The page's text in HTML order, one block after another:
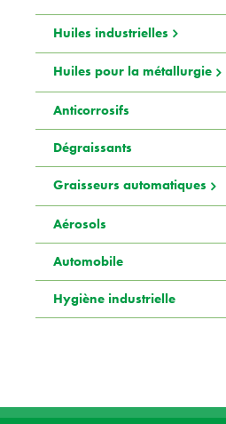
Huiles industrielles
Huiles pour la métallurgie
Anticorrosifs
Dégraissants
Graisseurs automatiques
Aérosols
Automobile
Hygiène industrielle